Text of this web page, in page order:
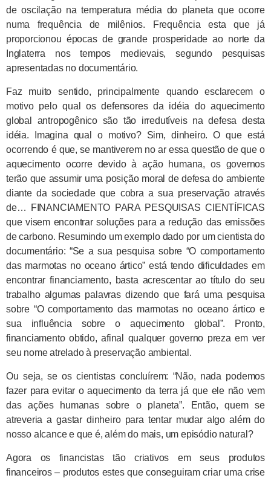
de oscilação na temperatura média do planeta que ocorre
numa frequência de milênios. Frequência esta que já
proporcionou épocas de grande prosperidade ao norte da
Inglaterra nos tempos medievais, segundo pesquisas
apresentadas no documentário.
Faz muito sentido, principalmente quando esclarecem o
motivo pelo qual os defensores da idéia do aquecimento
global antropogênico são tão irredutíveis na defesa desta
idéia. Imagina qual o motivo? Sim, dinheiro. O que está
ocorrendo é que, se mantiverem no ar essa questão de que o
aquecimento ocorre devido à ação humana, os governos
terão que assumir uma posição moral de defesa do ambiente
diante da sociedade que cobra a sua preservação através
de… FINANCIAMENTO PARA PESQUISAS CIENTÍFICAS
que visem encontrar soluções para a redução das emissões
de carbono. Resumindo um exemplo dado por um cientista do
documentário: “Se a sua pesquisa sobre “O comportamento
das marmotas no oceano ártico” está tendo dificuldades em
encontrar financiamento, basta acrescentar ao título do seu
trabalho algumas palavras dizendo que fará uma pesquisa
sobre “O comportamento das marmotas no oceano ártico e
sua influência sobre o aquecimento global”. Pronto,
financiamento obtido, afinal qualquer governo preza em ver
seu nome atrelado à preservação ambiental.
Ou seja, se os cientistas concluírem: “Não, nada podemos
fazer para evitar o aquecimento da terra já que ele não vem
das ações humanas sobre o planeta”. Então, quem se
atreveria a gastar dinheiro para tentar mudar algo além do
nosso alcance e que é, além do mais, um episódio natural?
Agora os financistas tão criativos em seus produtos
financeiros – produtos estes que conseguiram criar uma crise